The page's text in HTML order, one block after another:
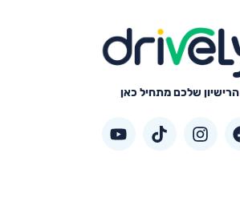
הרישיון שלכם מתחיל כאן